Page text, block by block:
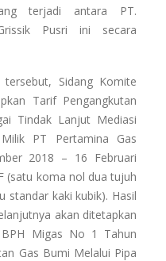
terjadi antara PT.
Pusri ini secara
Sidang Komite
Tarif Pengangkutan
Tindak Lanjut Mediasi
PT Pertamina Gas
2018 – 16 Februari
(satu koma nol dua tujuh
standar kaki kubik). Hasil
akan ditetapkan
Migas No 1 Tahun
Gas Bumi Melalui Pipa